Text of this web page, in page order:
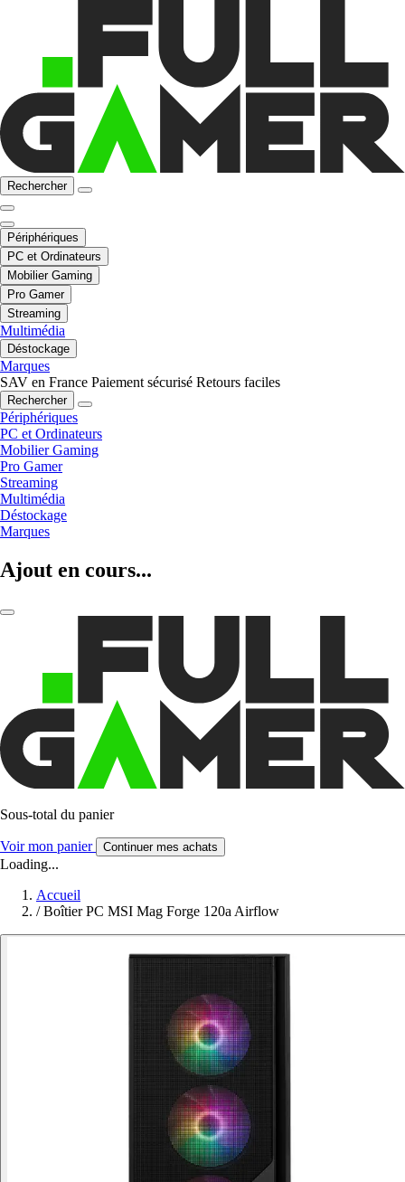
Rechercher
Périphériques
PC et Ordinateurs
Mobilier Gaming
Pro Gamer
Streaming
Multimédia
Déstockage
Marques
SAV en France Paiement sécurisé Retours faciles
Rechercher
Périphériques
PC et Ordinateurs
Mobilier Gaming
Pro Gamer
Streaming
Multimédia
Déstockage
Marques
Ajout en cours...
Sous-total du panier
Voir mon panier Continuer mes achats
Loading...
Accueil
/ Boîtier PC MSI Mag Forge 120a Airflow